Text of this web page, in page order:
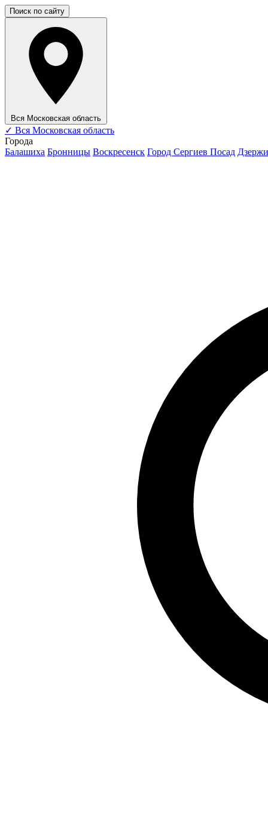
Поиск по сайту
Вся Московская область
✓ Вся Московская область
Города
Балашиха Бронницы Воскресенск Город Сергиев Посад